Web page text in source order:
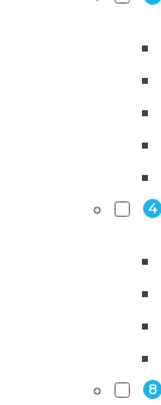
4
8